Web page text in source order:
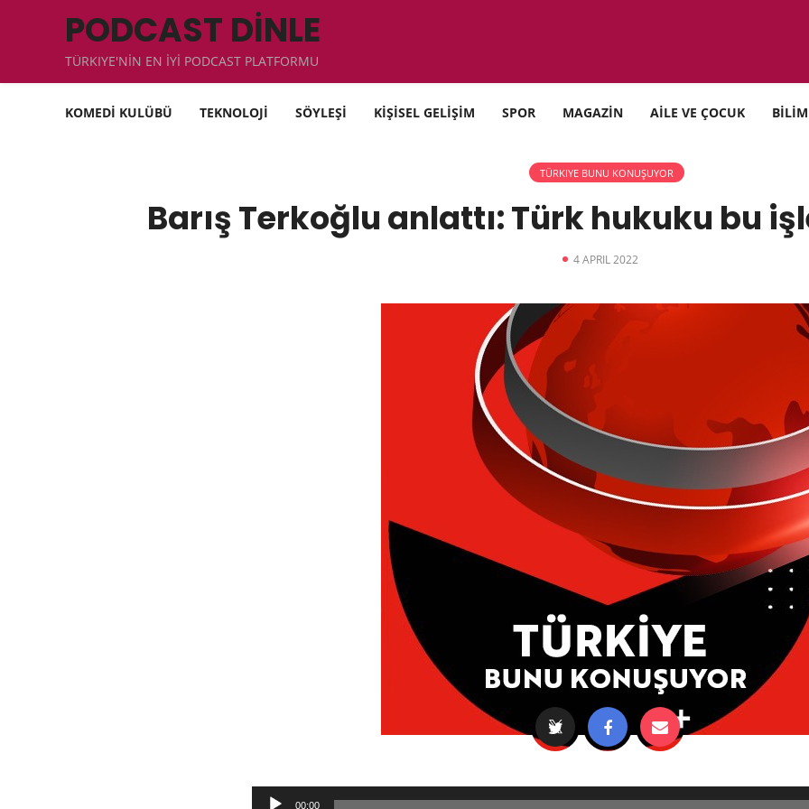
PODCAST DİNLE
TÜRKIYE'NİN EN İYİ PODCAST PLATFORMU
KOMEDİ KULÜBÜ TEKNOLOJİ SÖYLEŞİ KİŞİSEL GELİŞİM SPOR MAGAZİN AİLE VE ÇOCUK BİLİM
TÜRKIYE BUNU KONUŞUYOR
Barış Terkoğlu anlattı: Türk hukuku bu
4 APRIL 2022
Audio
00:00